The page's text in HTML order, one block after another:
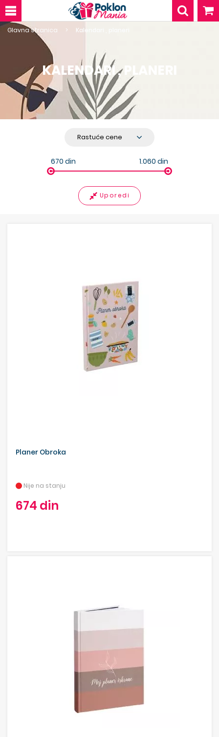
Glavna stranica Kalendari , planeri
KALENDARI , PLANERI
670 din 1.060 din
Uporedi
Planer Obroka
Nije na stanju
674 din